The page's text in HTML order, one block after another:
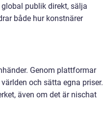
global publik direkt, sälja
både hur konstnärer
Genom plattformar
och sätta egna priser.
även om det är nischat